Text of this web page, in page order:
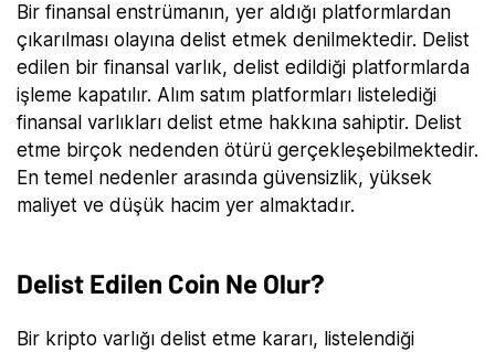
Bir finansal enstrümanın, yer aldığı platformlardan
çıkarılması olayına delist etmek denilmektedir. Delist
edilen bir finansal varlık, delist edildiği platformlarda
işleme kapatılır. Alım satım platformları listelediği
finansal varlıkları delist etme hakkına sahiptir. Delist
etme birçok nedenden ötürü gerçekleşebilmektedir.
En temel nedenler arasında güvensizlik, yüksek
maliyet ve düşük hacim yer almaktadır.
Delist Edilen Coin Ne Olur?
Bir kripto varlığı delist etme kararı, listelendiği